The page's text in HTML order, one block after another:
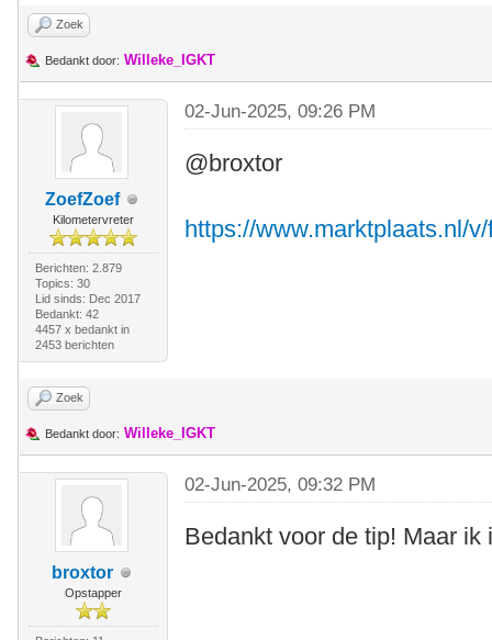
Zoek
Bedankt door: Willeke_IGKT
ZoefZoef
Kilometervreter
Berichten: 2.879
Topics: 30
Lid sinds: Dec 2017
Bedankt: 42
4457 x bedankt in
2453 berichten
02-Jun-2025, 09:26 PM
@broxtor
https://www.marktplaats.nl/
Zoek
Bedankt door: Willeke_IGKT
broxtor
Opstapper
02-Jun-2025, 09:32 PM
Bedankt voor de tip! Maar ik